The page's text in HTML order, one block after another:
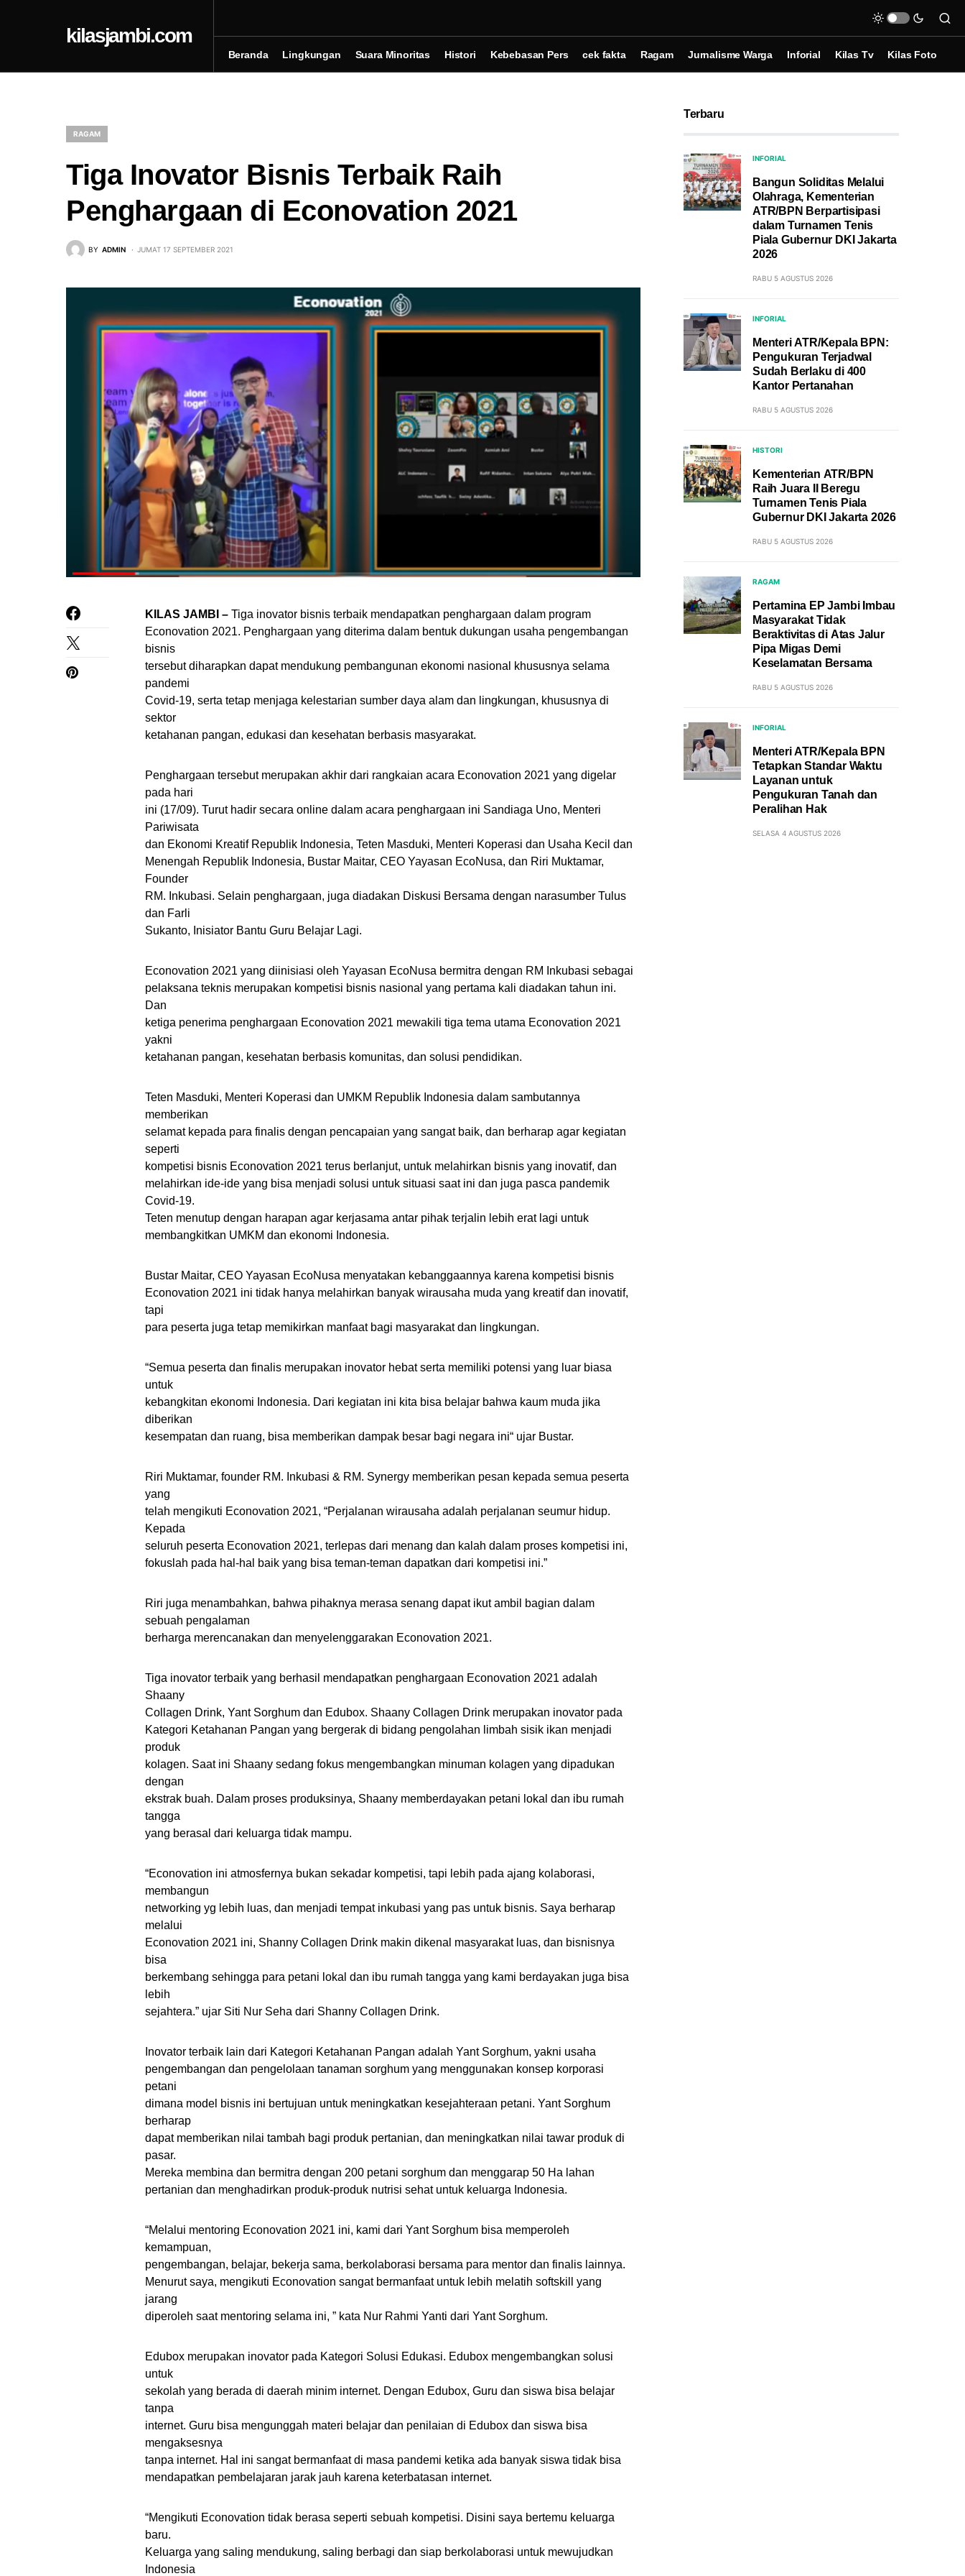
kilasjambi.com
Beranda Lingkungan Suara Minoritas Histori Kebebasan Pers cek fakta Ragam Jurnalisme Warga Inforial Kilas Tv Kilas Foto
RAGAM
Tiga Inovator Bisnis Terbaik Raih
Penghargaan di Econovation 2021
BY ADMIN JUMAT 17 SEPTEMBER 2021
KILAS JAMBI – Tiga inovator bisnis terbaik mendapatkan penghargaan dalam program
Econovation 2021. Penghargaan yang diterima dalam bentuk dukungan usaha pengembangan
bisnis
tersebut diharapkan dapat mendukung pembangunan ekonomi nasional khususnya selama
pandemi
Covid-19, serta tetap menjaga kelestarian sumber daya alam dan lingkungan, khususnya di
sektor
ketahanan pangan, edukasi dan kesehatan berbasis masyarakat.
Penghargaan tersebut merupakan akhir dari rangkaian acara Econovation 2021 yang digelar
pada hari
ini (17/09). Turut hadir secara online dalam acara penghargaan ini Sandiaga Uno, Menteri
Pariwisata
dan Ekonomi Kreatif Republik Indonesia, Teten Masduki, Menteri Koperasi dan Usaha Kecil dan
Menengah Republik Indonesia, Bustar Maitar, CEO Yayasan EcoNusa, dan Riri Muktamar,
Founder
RM. Inkubasi. Selain penghargaan, juga diadakan Diskusi Bersama dengan narasumber Tulus
dan Farli
Sukanto, Inisiator Bantu Guru Belajar Lagi.
Econovation 2021 yang diinisiasi oleh Yayasan EcoNusa bermitra dengan RM Inkubasi sebagai
pelaksana teknis merupakan kompetisi bisnis nasional yang pertama kali diadakan tahun ini.
Dan
ketiga penerima penghargaan Econovation 2021 mewakili tiga tema utama Econovation 2021
yakni
ketahanan pangan, kesehatan berbasis komunitas, dan solusi pendidikan.
Teten Masduki, Menteri Koperasi dan UMKM Republik Indonesia dalam sambutannya
memberikan
selamat kepada para finalis dengan pencapaian yang sangat baik, dan berharap agar kegiatan
seperti
kompetisi bisnis Econovation 2021 terus berlanjut, untuk melahirkan bisnis yang inovatif, dan
melahirkan ide-ide yang bisa menjadi solusi untuk situasi saat ini dan juga pasca pandemik
Covid-19.
Teten menutup dengan harapan agar kerjasama antar pihak terjalin lebih erat lagi untuk
membangkitkan UMKM dan ekonomi Indonesia.
Bustar Maitar, CEO Yayasan EcoNusa menyatakan kebanggaannya karena kompetisi bisnis
Econovation 2021 ini tidak hanya melahirkan banyak wirausaha muda yang kreatif dan inovatif,
tapi
para peserta juga tetap memikirkan manfaat bagi masyarakat dan lingkungan.
“Semua peserta dan finalis merupakan inovator hebat serta memiliki potensi yang luar biasa
untuk
kebangkitan ekonomi Indonesia. Dari kegiatan ini kita bisa belajar bahwa kaum muda jika
diberikan
kesempatan dan ruang, bisa memberikan dampak besar bagi negara ini“ ujar Bustar.
Riri Muktamar, founder RM. Inkubasi & RM. Synergy memberikan pesan kepada semua peserta
yang
telah mengikuti Econovation 2021, “Perjalanan wirausaha adalah perjalanan seumur hidup.
Kepada
seluruh peserta Econovation 2021, terlepas dari menang dan kalah dalam proses kompetisi ini,
fokuslah pada hal-hal baik yang bisa teman-teman dapatkan dari kompetisi ini.”
Riri juga menambahkan, bahwa pihaknya merasa senang dapat ikut ambil bagian dalam
sebuah pengalaman
berharga merencanakan dan menyelenggarakan Econovation 2021.
Tiga inovator terbaik yang berhasil mendapatkan penghargaan Econovation 2021 adalah
Shaany
Collagen Drink, Yant Sorghum dan Edubox. Shaany Collagen Drink merupakan inovator pada
Kategori Ketahanan Pangan yang bergerak di bidang pengolahan limbah sisik ikan menjadi
produk
kolagen. Saat ini Shaany sedang fokus mengembangkan minuman kolagen yang dipadukan
dengan
ekstrak buah. Dalam proses produksinya, Shaany memberdayakan petani lokal dan ibu rumah
tangga
yang berasal dari keluarga tidak mampu.
“Econovation ini atmosfernya bukan sekadar kompetisi, tapi lebih pada ajang kolaborasi,
membangun
networking yg lebih luas, dan menjadi tempat inkubasi yang pas untuk bisnis. Saya berharap
melalui
Econovation 2021 ini, Shanny Collagen Drink makin dikenal masyarakat luas, dan bisnisnya
bisa
berkembang sehingga para petani lokal dan ibu rumah tangga yang kami berdayakan juga bisa
lebih
sejahtera.” ujar Siti Nur Seha dari Shanny Collagen Drink.
Inovator terbaik lain dari Kategori Ketahanan Pangan adalah Yant Sorghum, yakni usaha
pengembangan dan pengelolaan tanaman sorghum yang menggunakan konsep korporasi
petani
dimana model bisnis ini bertujuan untuk meningkatkan kesejahteraan petani. Yant Sorghum
berharap
dapat memberikan nilai tambah bagi produk pertanian, dan meningkatkan nilai tawar produk di
pasar.
Mereka membina dan bermitra dengan 200 petani sorghum dan menggarap 50 Ha lahan
pertanian dan menghadirkan produk-produk nutrisi sehat untuk keluarga Indonesia.
“Melalui mentoring Econovation 2021 ini, kami dari Yant Sorghum bisa memperoleh
kemampuan,
pengembangan, belajar, bekerja sama, berkolaborasi bersama para mentor dan finalis lainnya.
Menurut saya, mengikuti Econovation sangat bermanfaat untuk lebih melatih softskill yang
jarang
diperoleh saat mentoring selama ini, ” kata Nur Rahmi Yanti dari Yant Sorghum.
Edubox merupakan inovator pada Kategori Solusi Edukasi. Edubox mengembangkan solusi
untuk
sekolah yang berada di daerah minim internet. Dengan Edubox, Guru dan siswa bisa belajar
tanpa
internet. Guru bisa mengunggah materi belajar dan penilaian di Edubox dan siswa bisa
mengaksesnya
tanpa internet. Hal ini sangat bermanfaat di masa pandemi ketika ada banyak siswa tidak bisa
mendapatkan pembelajaran jarak jauh karena keterbatasan internet.
“Mengikuti Econovation tidak berasa seperti sebuah kompetisi. Disini saya bertemu keluarga
baru.
Keluarga yang saling mendukung, saling berbagi dan siap berkolaborasi untuk mewujudkan
Indonesia
Terbaru
INFORIAL
Bangun Soliditas Melalui
Olahraga, Kementerian
ATR/BPN Berpartisipasi
dalam Turnamen Tenis
Piala Gubernur DKI Jakarta
2026
RABU 5 AGUSTUS 2026
INFORIAL
Menteri ATR/Kepala BPN:
Pengukuran Terjadwal
Sudah Berlaku di 400
Kantor Pertanahan
RABU 5 AGUSTUS 2026
HISTORI
Kementerian ATR/BPN
Raih Juara II Beregu
Turnamen Tenis Piala
Gubernur DKI Jakarta 2026
RABU 5 AGUSTUS 2026
RAGAM
Pertamina EP Jambi Imbau
Masyarakat Tidak
Beraktivitas di Atas Jalur
Pipa Migas Demi
Keselamatan Bersama
RABU 5 AGUSTUS 2026
INFORIAL
Menteri ATR/Kepala BPN
Tetapkan Standar Waktu
Layanan untuk
Pengukuran Tanah dan
Peralihan Hak
SELASA 4 AGUSTUS 2026